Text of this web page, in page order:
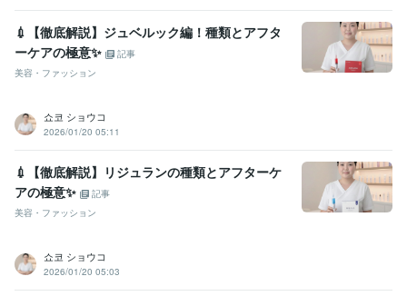
💉【徹底解説】ジュベルック編！種類とアフタ
ーケアの極意✨
記事
美容・ファッション
쇼코 ショウコ
2026/01/20 05:11
💉【徹底解説】リジュランの種類とアフターケ
アの極意✨
記事
美容・ファッション
쇼코 ショウコ
2026/01/20 05:03